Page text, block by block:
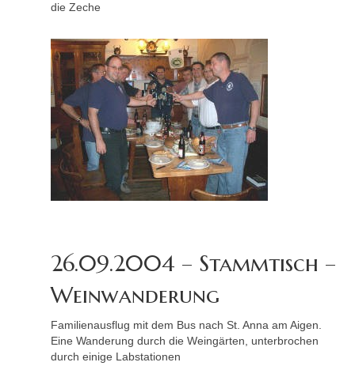
die Zeche
26.09.2004 – Stammtisch –
Weinwanderung
Familienausflug mit dem Bus nach St. Anna am Aigen.
Eine Wanderung durch die Weingärten, unterbrochen
durch einige Labstationen